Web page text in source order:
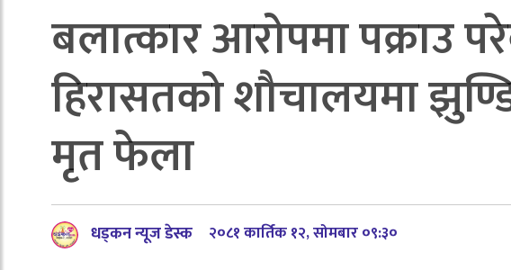
बलात्कार आरोपमा पक्राउ
हिरासतको शौचालयमा
मृत फेला
धड्कन न्यूज डेस्क २०८१ कार्तिक १२, सोमबार ०९:३०